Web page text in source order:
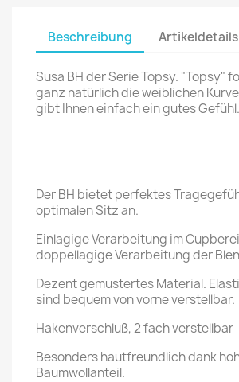
Beschreibung Artikeldetails
Susa BH der Serie Topsy. "Topsy"
ganz natürlich die weiblichen
gibt Ihnen einfach ein gutes Gefühl.
Der BH bietet perfektes
optimalen Sitz an.
Einlagige Verarbeitung im
doppellagige Verarbeitung der
Dezent gemustertes Material.
sind bequem von vorne verstellbar.
Hakenverschluß, 2 fach verstellbar
Besonders hautfreundlich dank
Baumwollanteil.